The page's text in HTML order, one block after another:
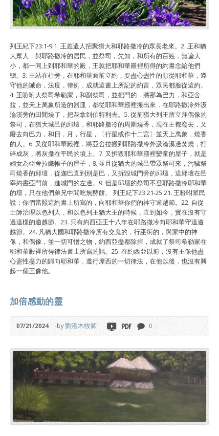
列王紀下23:1-9 1. 王差遣人招聚猶大和耶路撒冷的眾長老來。2. 王和猶
大眾人，與耶路撒冷的居民，並祭司，先知，和所有的百姓，無論大
小，都一同上到耶和華的殿，王就把耶和華殿裡所得的約書念給他們
聽。3. 王站在柱旁，在耶和華面前立約，要盡心盡性的順從耶和華，遵
守他的誡命，法度，律例，成就這書上所記的約言，眾民都服從這約。
4. 王吩咐大祭司希勒家，和副祭司，並把門的，將那為巴力，和亞舍
拉，並天上萬象所造的器皿，都從耶和華殿裡搬出來，在耶路撒冷外汲
淪溪旁的田間燒了，把灰拿到伯特利去。5. 從前猶大列王所立拜偶像的
祭司，在猶大城邑的邱壇，和耶路撒冷的周圍燒香，現在王都廢去，又
廢去向巴力，和日，月，行星，〔行星或作十二宮〕並天上萬象，燒香
的人。6. 又從耶和華殿裡，將亞舍拉搬到耶路撒冷外汲淪溪邊焚燒，打
碎成灰，將灰撒在平民的墳上。7. 又拆毀耶和華殿裡孌童的屋子，就是
婦女為亞舍拉織帳子的屋子，8. 並且從猶大的城邑帶眾祭司來，污穢祭
司燒香的邱壇，從迦巴直到別是巴，又拆毀城門旁的邱壇，這邱壇在邑
宰約書亞門前，進城門的左邊。9. 但是邱壇的祭司不登耶路撒冷耶和華
的壇，只在他們弟兄中間吃無酵餅。 列王紀下23:21-25 21. 王吩咐眾民
說：你們當照這約書上所寫的，向耶和華你們的神守逾越節。22. 自從
士師治理以色列人，和以色列王猶大王的時候，直到如今，實在沒有守
過這樣的逾越節。23. 只有約西亞王十八年在耶路撒冷向耶和華守這逾
越節。24. 凡猶大國和耶路撒冷所有交鬼的，行巫術的，與家中的神
像，和偶像，並一切可憎之物，約西亞盡都除掉，成就了祭司希勒家在
耶和華殿裡所得律法書上所寫的話。25. 在約西亞以前，沒有王像他盡
心盡性盡力的歸向耶和華，遵行摩西的一切律法，在他以後，也沒有興
起一個王像他。
加倍感動的靈
07/21/2024 by劉港木牧師 0